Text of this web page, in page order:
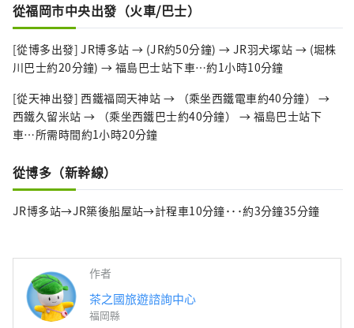
從福岡市中央出發（火車/巴士）
[從博多出發] JR博多站 → (JR約50分鐘) → JR羽犬塚站 → (堀株
川巴士約20分鐘) → 福島巴士站下車…約1小時10分鐘
[從天神出發] 西鐵福岡天神站 → （乘坐西鐵電車約40分鐘） →
西鐵久留米站 → （乘坐西鐵巴士約40分鐘） → 福島巴士站下
車…所需時間約1小時20分鐘
從博多（新幹線）
JR博多站→JR築後船屋站→計程車10分鐘･･･約3分鐘35分鐘
作者
茶之國旅遊諮詢中心
福岡縣